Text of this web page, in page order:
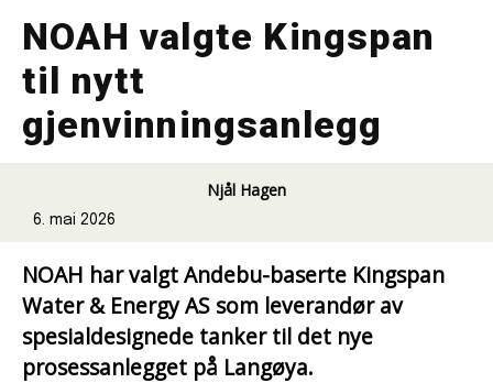
NOAH valgte Kingspan
til nytt
gjenvinningsanlegg
Njål Hagen
6. mai 2026
NOAH har valgt Andebu-baserte Kingspan
Water & Energy AS som leverandør av
spesialdesignede tanker til det nye
prosessanlegget på Langøya.